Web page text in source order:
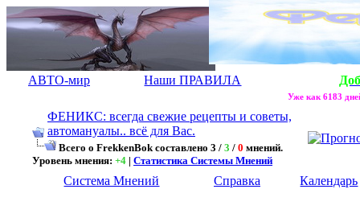
АВТО-мир Наши ПРАВИЛА
Уже как 6183
ФЕНИКС: всегда свежие рецепты и советы,
автомануалы.. всё для Вас.
Всего о FrekkenBok составлено 3 / 3 / 0 мнений.
Уровень мнения: +4 | Статистика Системы Мнений
Система Мнений Справка Календарь